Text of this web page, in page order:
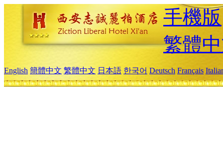
手機版
繁體
English 簡體中文 繁體中文 日本語 한국어 Deutsch Français